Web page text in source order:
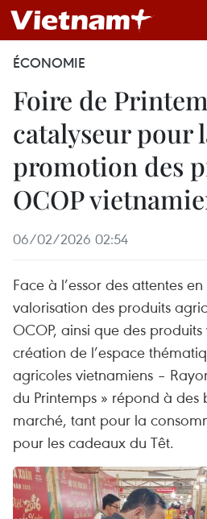
ÉCONOMIE
Foire de
catalyseur pour
promotion des
OCOP
06/02/2026 02:54
Face à l’essor des attentes
valorisation des produits
OCOP, ainsi que des
création de l’espace
agricoles vietnamiens –
du Printemps » répond à des
marché, tant pour la
pour les cadeaux du Têt.